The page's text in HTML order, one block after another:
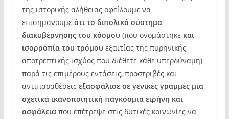
της ιστορικής αλήθειας οφείλουμε να
επισημάνουμε ότι το διπολικό σύστημα
διακυβέρνησης του κόσμου (που ονομάστηκε και
ισορροπία του τρόμου εξαιτίας της πυρηνικής
αποτρεπτικής ισχύος που διέθετε κάθε υπερδύναμη)
παρά τις επιμέρους εντάσεις, προστριβές και
αντιπαραθέσεις εξασφάλισε σε γενικές γραμμές μια
σχετικά ικανοποιητική παγκόσμια ειρήνη και
ασφάλειαπου επέτρεψε στις δυτικές κοινωνίες να